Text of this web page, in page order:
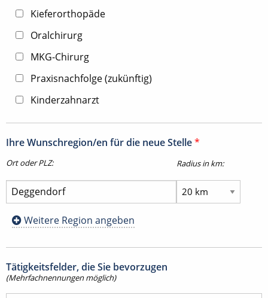
Kieferorthopäde
Oralchirurg
MKG-Chirurg
Praxisnachfolge (zukünftig)
Kinderzahnarzt
Ihre Wunschregion/en für die neue Stelle*
Ort oder PLZ: Radius in km:
Weitere Region angeben
Tätigkeitsfelder, die Sie bevorzugen
(Mehrfachnennungen möglich)